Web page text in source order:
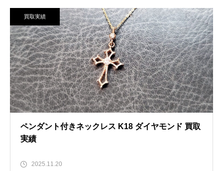
買取実績
ペンダント付きネックレス K18 ダイヤモンド 買取
実績
2025.11.20